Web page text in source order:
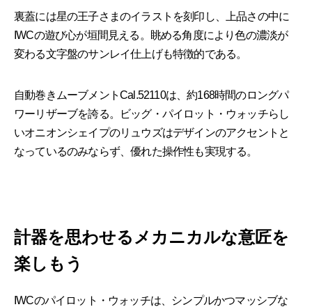
裏蓋には星の王子さまのイラストを刻印し、上品さの中に
IWCの遊び心が垣間見える。眺める角度により色の濃淡が
変わる文字盤のサンレイ仕上げも特徴的である。
自動巻きムーブメントCal.52110は、約168時間のロングパ
ワーリザーブを誇る。ビッグ・パイロット・ウォッチらし
いオニオンシェイプのリュウズはデザインのアクセントと
なっているのみならず、優れた操作性も実現する。
計器を思わせるメカニカルな意匠を
楽しもう
IWCのパイロット・ウォッチは、シンプルかつマッシブな